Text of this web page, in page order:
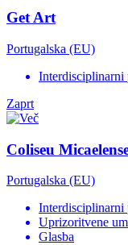
Get Art
Portugalska (EU)
Interdisciplinarni
Zaprt
Coliseu
Portugalska (EU)
Interdisciplinarni
Uprizoritvene
Glasba